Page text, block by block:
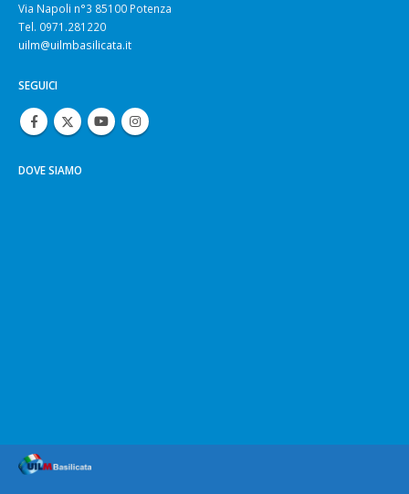
Via Napoli n°3 85100 Potenza
Tel. 0971.281220
uilm@uilmbasilicata.it
SEGUICI
DOVE SIAMO